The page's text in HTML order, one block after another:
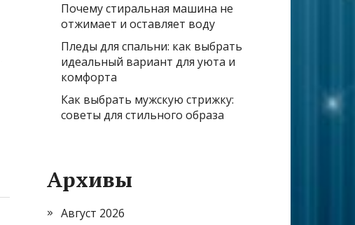
Почему стиральная машина не
отжимает и оставляет воду
Пледы для спальни: как выбрать
идеальный вариант для уюта и
комфорта
Как выбрать мужскую стрижку:
советы для стильного образа
Архивы
Август 2026